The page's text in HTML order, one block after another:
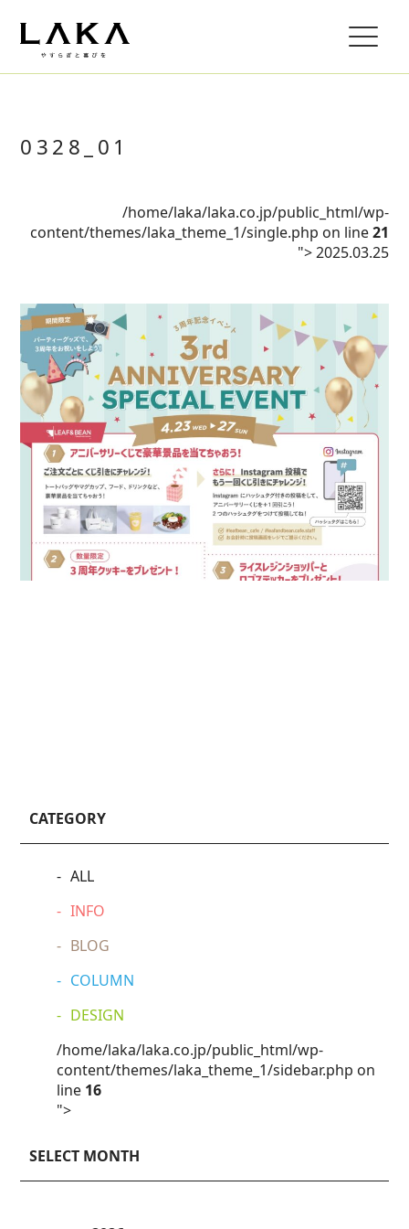
0328_01
/home/laka/laka.co.jp/public_html/wp-
content/themes/laka_theme_1/single.php on line21
">2025.03.25
CATEGORY
ALL
INFO
BLOG
COLUMN
DESIGN
/home/laka/laka.co.jp/public_html/wp-
content/themes/laka_theme_1/sidebar.php on
line 16
">
SELECT MONTH